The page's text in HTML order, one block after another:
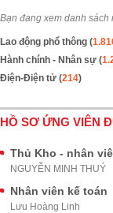
Bạn đang xem danh
Lao động phổ thông (
Hành chính - Nhân sự (
Điện-Điện tử (214)
HỒ SƠ ỨNG VIÊN
Thủ Kho - nhân
NGUYỄN MINH THUÝ
Nhân viên kế toán
Lưu Hoàng Linh